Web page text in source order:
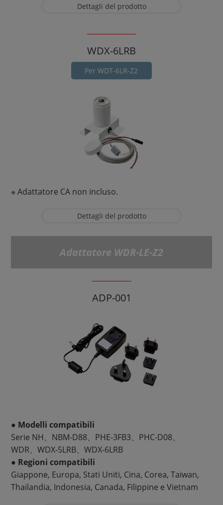
Dettagli del prodotto
WDX-6LRB
Per WDT-6LR-Z2
※ Adattatore CA non incluso.
Dettagli del prodotto
Adattatore WDR-LE-Z2
ADP-001
● Modelli compatibili
Serie NH、NBM-D88、PHE-3FB3、PHC-D08、
WDR、WDX-5LRB、WDX-6LRB
● Regioni compatibili
Giappone, Europa, Stati Uniti, Cina, Corea, Taiwan,
Thailandia, Indonesia, Canada, Filippine e Vietnam